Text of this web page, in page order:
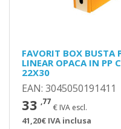
FAVORIT BOX BUSTA
LINEAR OPACA IN PP
22X30
EAN: 3045050191411
33 ,77
€ IVA escl.
41,20€ IVA inclusa